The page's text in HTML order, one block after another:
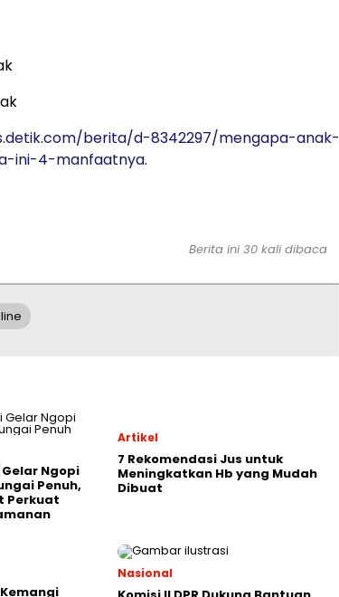
berita/d-8342297/mengapa-anak-
ini-4-manfaatnya.
Berita ini 30 kali dibaca
Ngopi
Penuh,
Perkuat
Artikel
7 Rekomendasi Jus untuk
Meningkatkan Hb yang Mudah
Dibuat
Nasional